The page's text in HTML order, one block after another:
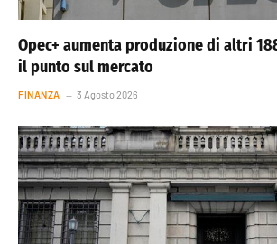
Opec+ aumenta produzione di altri
il punto sul mercato
FINANZA 3 Agosto 2026